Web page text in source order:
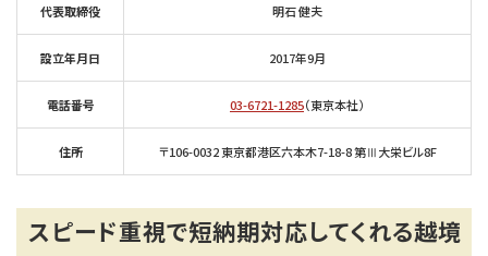
代表取締役 明石 健夫
設立年月日 2017年9月
電話番号 03-6721-1285（東京本社）
住所 〒106-0032 東京都港区六本木7-18-8 第Ⅲ大栄ビル8F
スピード重視で短納期対応してくれる越境